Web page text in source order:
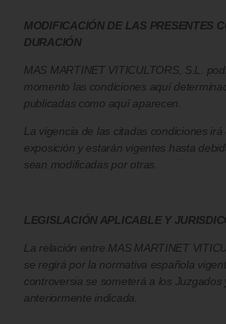
MODIFICACIÓN DE LAS PRESENTES
DURACIÓN
MAS MARTINET VITICULTORS, S.L.
momento las condiciones aquí
publicadas como aquí aparecen.
La vigencia de las citadas condiciones
exposición y estarán vigentes hasta
sean modificadas por otras.
LEGISLACIÓN APLICABLE Y
La relación entre MAS MARTINET
se regirá por la normativa española
controversia se someterá a los
anteriormente indicada.